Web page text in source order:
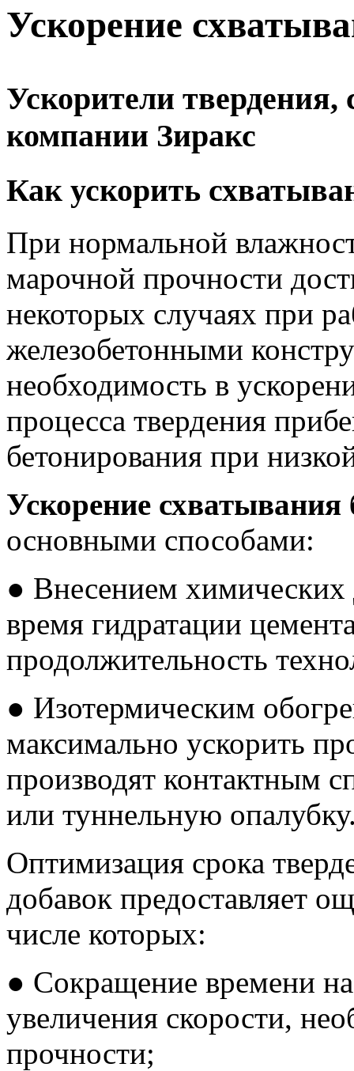
Ускорение
Ускорители твердения,
компании Зиракс
Как ускорить
При нормальной
марочной прочности
некоторых случаях при
железобетонными
необходимость в
процесса твердения
бетонирования при
Ускорение схватывания
основными способами:
● Внесением химических
время гидратации
продолжительность
● Изотермическим
максимально ускорить
производят контактным
или туннельную
Оптимизация срока
добавок предоставляет
числе которых:
● Сокращение времени на
увеличения скорости,
прочности;